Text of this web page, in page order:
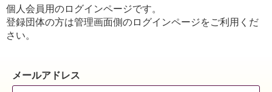
個人会員用のログインページです。
登録団体の方は管理画面側のログインページをご利用くだ
さい。
メールアドレス